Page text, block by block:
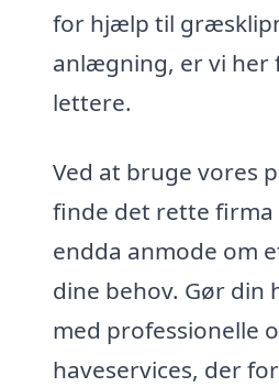
for hjælp til
anlægning, er vi her
lettere.
Ved at bruge vores
finde det rette
endda anmode om
dine behov. Gør din
med professionelle
haveservices, der